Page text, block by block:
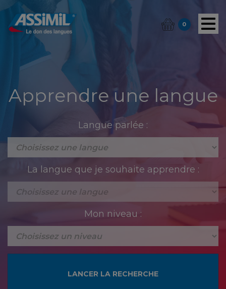
0
Apprendre une langue
Langue parlée :
La langue que je souhaite apprendre :
Mon niveau :